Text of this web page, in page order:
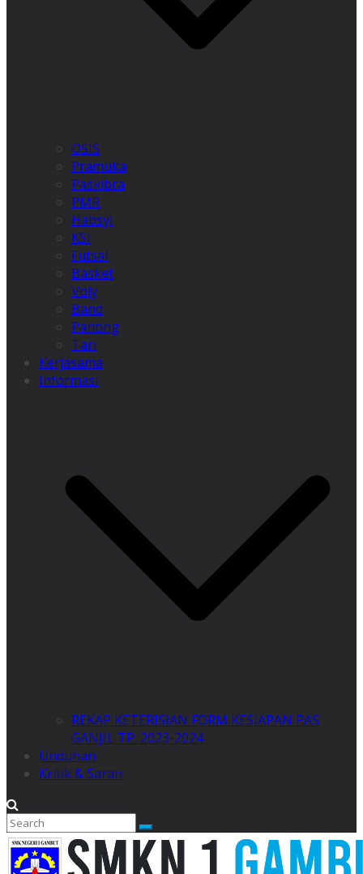
OSIS
Pramuka
Paskibra
PMR
Habsyi
KSI
Futsal
Basket
Voly
Band
Panting
Tari
Kerjasama
Informasi
REKAP KETERISIAN FORM KESIAPAN PAS
GANJIL TP. 2023-2024
Unduhan
Kritik & Saran